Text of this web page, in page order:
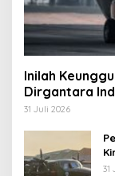
Inilah
Dirgantara
Operasi TNI
31 Juli 2026
31